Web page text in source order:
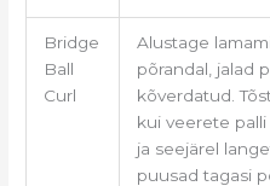
Bridge
Ball
Curl
Alustage
põrandal, jalad
kõverdatud.
kui veerete palli
ja seejärel
puusad tagasi